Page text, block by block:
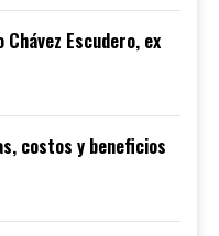
Escudero, ex
costos y beneficios